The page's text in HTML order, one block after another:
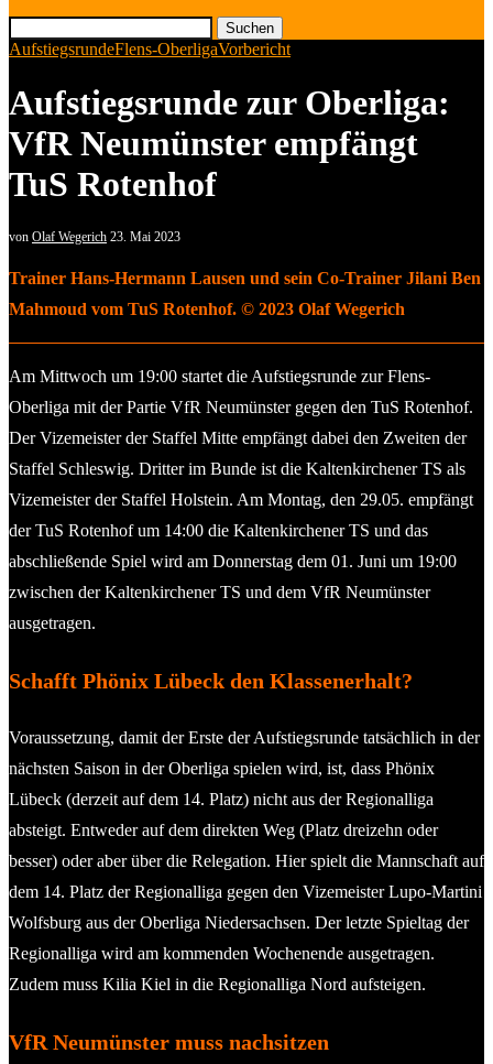
Suchen
AufstiegsrundeFlens-OberligaVorbericht
Aufstiegsrunde zur Oberliga:
VfR Neumünster empfängt
TuS Rotenhof
von Olaf Wegerich 23. Mai 2023
Trainer Hans-Hermann Lausen und sein Co-Trainer Jilani Ben
Mahmoud vom TuS Rotenhof. © 2023 Olaf Wegerich
Am Mittwoch um 19:00 startet die Aufstiegsrunde zur Flens-
Oberliga mit der Partie VfR Neumünster gegen den TuS Rotenhof.
Der Vizemeister der Staffel Mitte empfängt dabei den Zweiten der
Staffel Schleswig. Dritter im Bunde ist die Kaltenkirchener TS als
Vizemeister der Staffel Holstein. Am Montag, den 29.05. empfängt
der TuS Rotenhof um 14:00 die Kaltenkirchener TS und das
abschließende Spiel wird am Donnerstag dem 01. Juni um 19:00
zwischen der Kaltenkirchener TS und dem VfR Neumünster
ausgetragen.
Schafft Phönix Lübeck den Klassenerhalt?
Voraussetzung, damit der Erste der Aufstiegsrunde tatsächlich in der
nächsten Saison in der Oberliga spielen wird, ist, dass Phönix
Lübeck (derzeit auf dem 14. Platz) nicht aus der Regionalliga
absteigt. Entweder auf dem direkten Weg (Platz dreizehn oder
besser) oder aber über die Relegation. Hier spielt die Mannschaft auf
dem 14. Platz der Regionalliga gegen den Vizemeister Lupo-Martini
Wolfsburg aus der Oberliga Niedersachsen. Der letzte Spieltag der
Regionalliga wird am kommenden Wochenende ausgetragen.
Zudem muss Kilia Kiel in die Regionalliga Nord aufsteigen.
VfR Neumünster muss nachsitzen